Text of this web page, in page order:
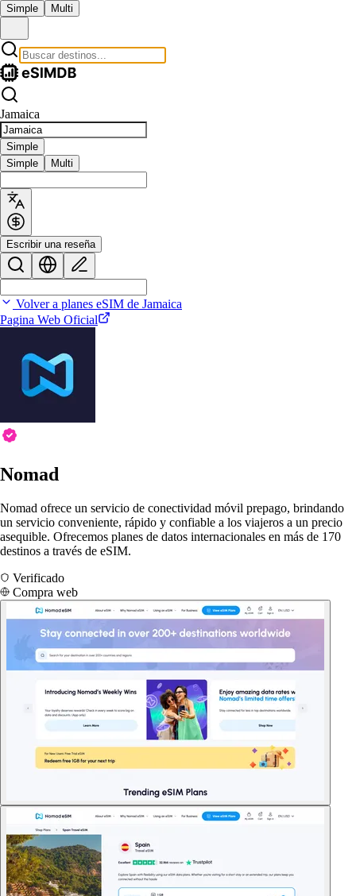
Simple Multi
Jamaica
Simple
Simple
Multi
Escribir una reseña
Volver a planes eSIM de Jamaica
Pagina Web Oficial
Nomad
Nomad ofrece un servicio de conectividad móvil prepago, brindando
un servicio conveniente, rápido y confiable a los viajeros a un precio
asequible. Ofrecemos planes de datos internacionales en más de 170
destinos a través de eSIM.
Verificado
Compra web